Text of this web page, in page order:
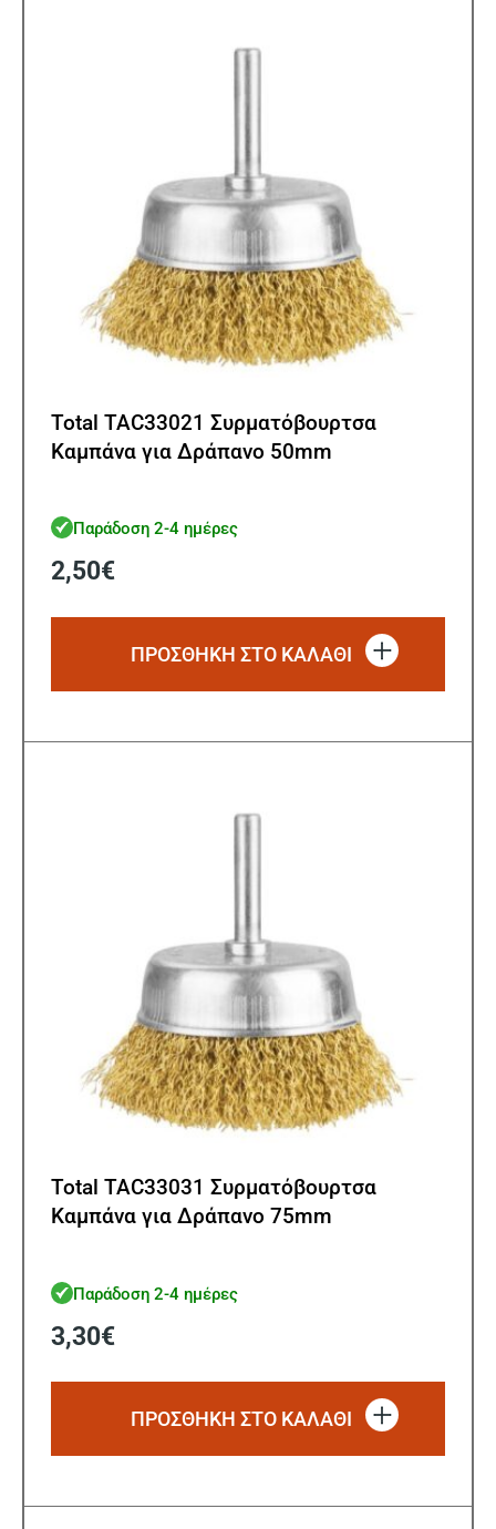
Total TAC33021 Συρματόβουρτσα
Καμπάνα για Δράπανο 50mm
Παράδοση 2-4 ημέρες
2,50€
ΠΡΟΣΘΗΚΗ ΣΤΟ ΚΑΛΑΘΙ
Total TAC33031 Συρματόβουρτσα
Καμπάνα για Δράπανο 75mm
Παράδοση 2-4 ημέρες
3,30€
ΠΡΟΣΘΗΚΗ ΣΤΟ ΚΑΛΑΘΙ